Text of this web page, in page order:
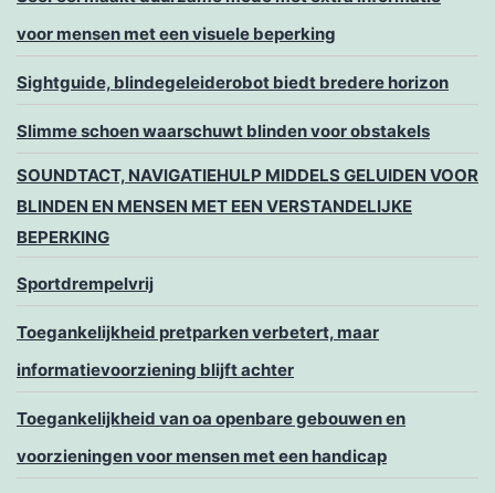
voor mensen met een visuele beperking
Sightguide, blindegeleiderobot biedt bredere horizon
Slimme schoen waarschuwt blinden voor obstakels
SOUNDTACT, NAVIGATIEHULP MIDDELS GELUIDEN VOOR
BLINDEN EN MENSEN MET EEN VERSTANDELIJKE
BEPERKING
Sportdrempelvrij
Toegankelijkheid pretparken verbetert, maar
informatievoorziening blijft achter
Toegankelijkheid van oa openbare gebouwen en
voorzieningen voor mensen met een handicap